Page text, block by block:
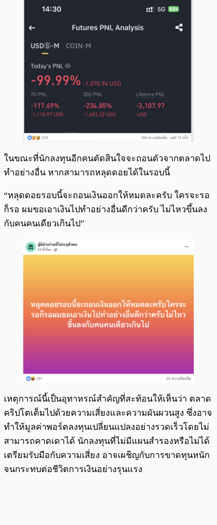
ในขณะที่นักลงทุนอีกคนตัดสินใจจะถอนตัวจากตลาดไป
ทำอย่างอื่น หากสามารถหลุดดอยได้ในรอบนี้
“หลุดดอยรอบนี้จะถอนเงินออกให้หมดละครับ ใครจะรอ
ก็รอ ผมขอเอาเงินไปทำอย่างอื่นดีกว่าครับ ไม่ไหวขึ้นลง
กับคนคนเดียวเกินไป”
เหตุการณ์นี้เป็นอุทาหรณ์สำคัญที่สะท้อนให้เห็นว่า ตลาด
คริปโตเต็มไปด้วยความเสี่ยงและความผันผวนสูง ซึ่งอาจ
ทำให้มูลค่าพอร์ตลงทุนเปลี่ยนแปลงอย่างรวดเร็วโดยไม่
สามารถคาดเดาได้ นักลงทุนที่ไม่มีแผนสำรองหรือไม่ได้
เตรียมรับมือกับความเสี่ยง อาจเผชิญกับการขาดทุนหนัก
จนกระทบต่อชีวิตการเงินอย่างรุนแรง